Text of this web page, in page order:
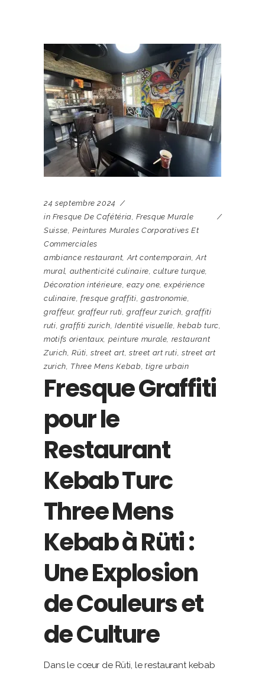
24 septembre 2024
in Fresque De Cafétéria,Fresque Murale
Suisse,Peintures Murales Corporatives Et
Commerciales
ambiance restaurant,Art contemporain,Art
mural, authenticité culinaire,culture turque,
Décoration intérieure, eazy one,expérience
culinaire,fresque graffiti, gastronomie,
graffeur, graffeur ruti,graffeur zurich,graffiti
ruti, graffiti zurich, Identité visuelle,kebab turc,
motifs orientaux, peinture murale, restaurant
Zurich,Rüti,street art, street art ruti,street art
zurich, Three Mens Kebab, tigre urbain
Fresque Graffiti
pour le
Restaurant
Kebab Turc
Three Mens
Kebab à Rüti :
Une Explosion
de Couleurs et
de Culture
Dans le cœur de Rüti, le restaurant kebab